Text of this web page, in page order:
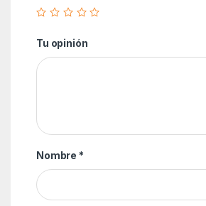
Tu opinión
Nombre *